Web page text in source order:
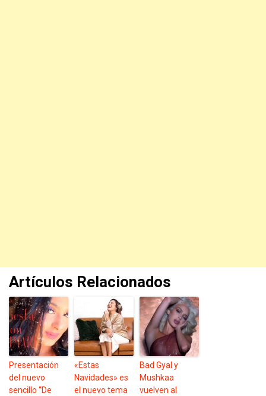
Artículos Relacionados
Presentación
del nuevo
sencillo “De
«Estas
Navidades» es
el nuevo tema
Bad Gyal y
Mushkaa
vuelven al